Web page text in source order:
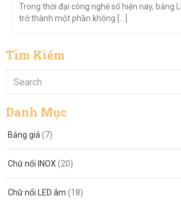
Trong thời đại công nghệ số hiện nay, bảng
trở thành một phần không [...]
Tìm Kiếm
Danh Mục
Bảng giá (7)
Chữ nổi INOX (20)
Chữ nổi LED âm (18)